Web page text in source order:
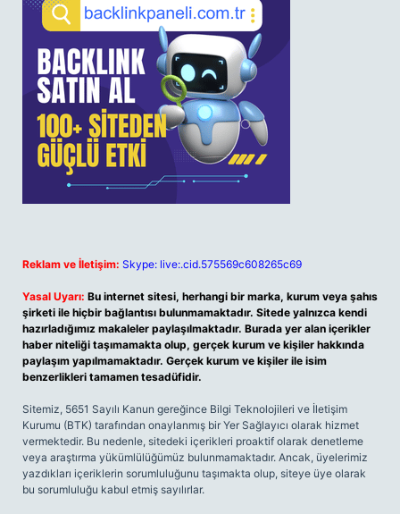
Reklam ve İletişim: Skype: live:.cid.575569c608265c69
Yasal Uyarı: Bu internet sitesi, herhangi bir marka, kurum veya şahıs
şirketi ile hiçbir bağlantısı bulunmamaktadır. Sitede yalnızca kendi
hazırladığımız makaleler paylaşılmaktadır. Burada yer alan içerikler
haber niteliği taşımamakta olup, gerçek kurum ve kişiler hakkında
paylaşım yapılmamaktadır. Gerçek kurum ve kişiler ile isim
benzerlikleri tamamen tesadüfidir.
Sitemiz, 5651 Sayılı Kanun gereğince Bilgi Teknolojileri ve İletişim
Kurumu (BTK) tarafından onaylanmış bir Yer Sağlayıcı olarak hizmet
vermektedir. Bu nedenle, sitedeki içerikleri proaktif olarak denetleme
veya araştırma yükümlülüğümüz bulunmamaktadır. Ancak, üyelerimiz
yazdıkları içeriklerin sorumluluğunu taşımakta olup, siteye üye olarak
bu sorumluluğu kabul etmiş sayılırlar.